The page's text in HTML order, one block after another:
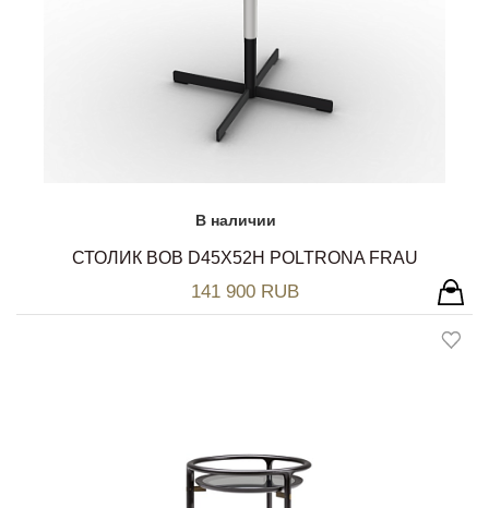
В наличии
СТОЛИК BOB D45Х52H POLTRONA FRAU
141 900 RUB